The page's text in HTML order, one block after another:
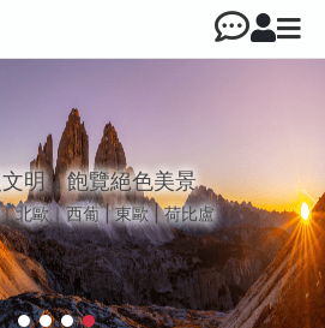
明，飽覽絕色美景
北歐｜西葡 | 東歐 | 荷比盧